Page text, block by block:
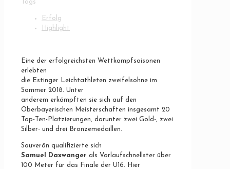
Tags
Erfolg
Highlight
Eine der erfolgreichsten Wettkampfsaisonen
erlebten
die Estinger Leichtathleten zweifelsohne im
Sommer 2018. Unter
anderem erkämpften sie sich auf den
Oberbayerischen Meisterschaften insgesamt 20
Top-Ten-Platzierungen, darunter zwei Gold-, zwei
Silber- und drei Bronzemedaillen.
Souverän qualifizierte sich
Samuel Daxwanger als Vorlaufschnellster über
100 Meter für das Finale der U16. Hier